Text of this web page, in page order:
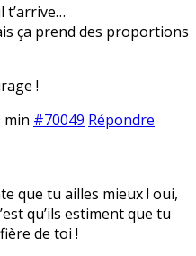
t’arrive…
ça prend des proportions
!
min #70049 Répondre
que tu ailles mieux ! oui,
qu’ils estiment que tu
de toi !